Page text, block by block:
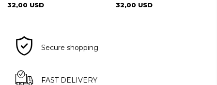
32,00 USD 32,00 USD
Secure shopping
FAST DELIVERY